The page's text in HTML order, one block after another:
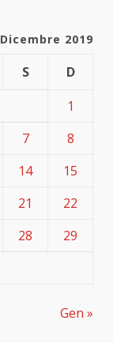
Dicembre 2019
S
D
1
7
8
14
15
21
22
28
29
Gen »